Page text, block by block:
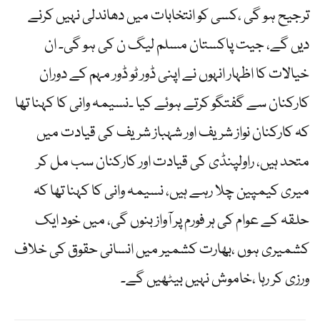
ترجیح ہو گی ،کسی کو انتخابات میں دھاندلی نہیں کرنے
دیں گے، جیت پاکستان مسلم لیگ ن کی ہو گی۔ ان
خیالات کا اظہار انہوں نے اپنی ڈور ٹو ڈور مہم کے دوران
کارکنان سے گفتگو کرتے ہوئے کیا ۔نسیمہ وانی کا کہنا تھا
کہ کارکنان نواز شریف اور شہباز شریف کی قیادت میں
متحد ہیں، راولپنڈی کی قیادت اور کارکنان سب مل کر
میری کیمپین چلا رہے ہیں، نسیمہ وانی کا کہنا تھا کہ
حلقہ کے عوام کی ہر فورم پر آواز بنوں گی، میں خود ایک
کشمیری ہوں ،بھارت کشمیر میں انسانی حقوق کی خلاف
ورزی کر رہا ،خاموش نہیں بیٹھیں گے۔